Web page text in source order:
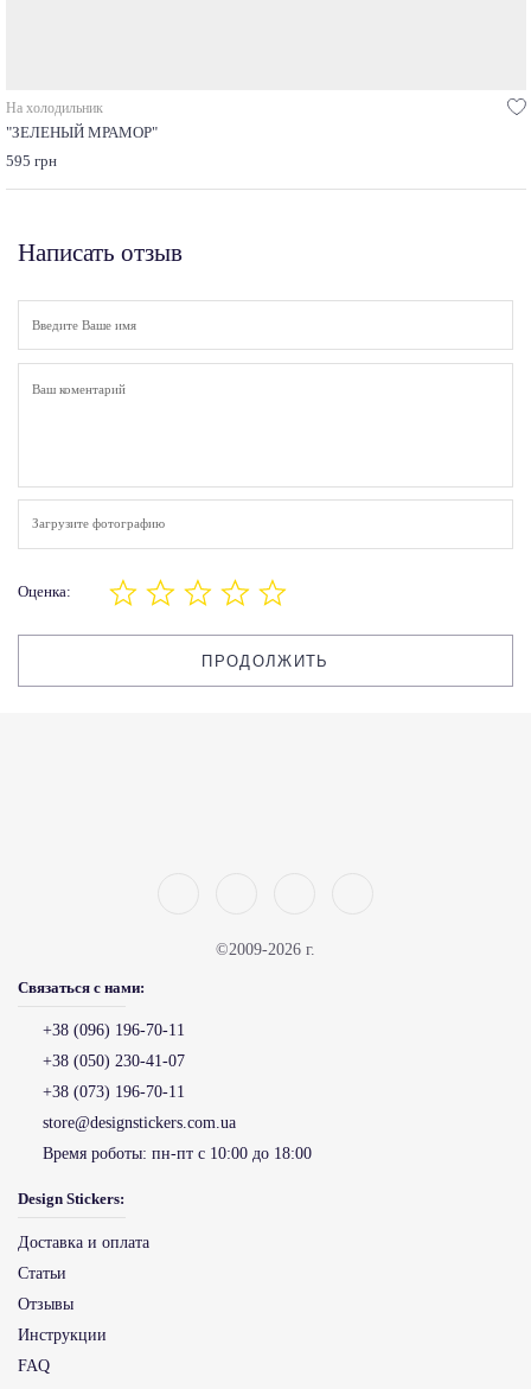
На холодильник
"ЗЕЛЕНЫЙ МРАМОР"
595 грн
Написать отзыв
Загрузите фотографию
Оценка:
ПРОДОЛЖИТЬ
©2009-2026 г.
Связаться с нами:
+38 (096) 196-70-11
+38 (050) 230-41-07
+38 (073) 196-70-11
store@designstickers.com.ua
Время роботы: пн-пт с 10:00 до 18:00
Design Stickers:
Доставка и оплата
Статьи
Отзывы
Инструкции
FAQ